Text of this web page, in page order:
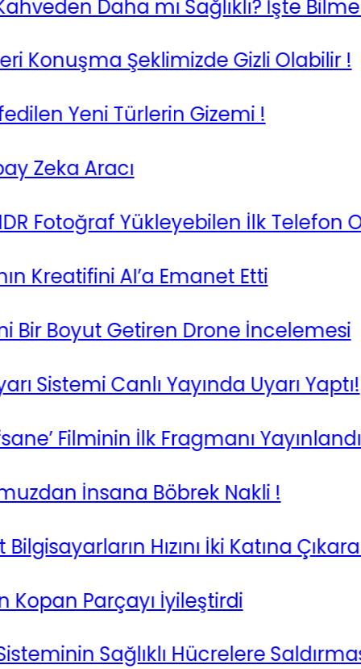
Daha mı Sağlıklı? İşte Bilmeniz
Şeklimizde Gizli Olabilir !
Yeni Türlerin Gizemi !
Aracı
Yükleyebilen İlk Telefon Oldu
AI’a Emanet Etti
Boyut Getiren Drone İncelemesi
Canlı Yayında Uyarı Yaptı!
Filminin İlk Fragmanı Yayınlandı
İnsana Böbrek Nakli !
Hızını İki Katına Çıkarabilir
Parçayı İyileştirdi
Sağlıklı Hücrelere